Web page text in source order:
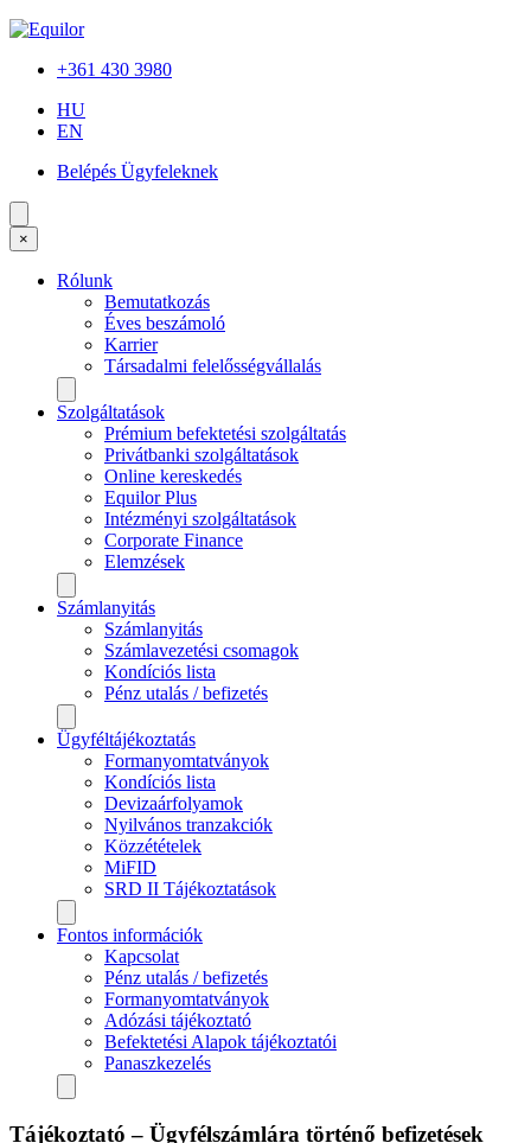
+361 430 3980
HU
EN
Belépés Ügyfeleknek
×
Rólunk
Bemutatkozás
Éves beszámoló
Karrier
Társadalmi felelősségvállalás
Szolgáltatások
Prémium befektetési szolgáltatás
Privátbanki szolgáltatások
Online kereskedés
Equilor Plus
Intézményi szolgáltatások
Corporate Finance
Elemzések
Számlanyitás
Számlanyitás
Számlavezetési csomagok
Kondíciós lista
Pénz utalás / befizetés
Ügyféltájékoztatás
Formanyomtatványok
Kondíciós lista
Devizaárfolyamok
Nyilvános tranzakciók
Közzétételek
MiFID
SRD II Tájékoztatások
Fontos információk
Kapcsolat
Pénz utalás / befizetés
Formanyomtatványok
Adózási tájékoztató
Befektetési Alapok tájékoztatói
Panaszkezelés
Tájékoztató – Ügyfélszámlára történő befizetések